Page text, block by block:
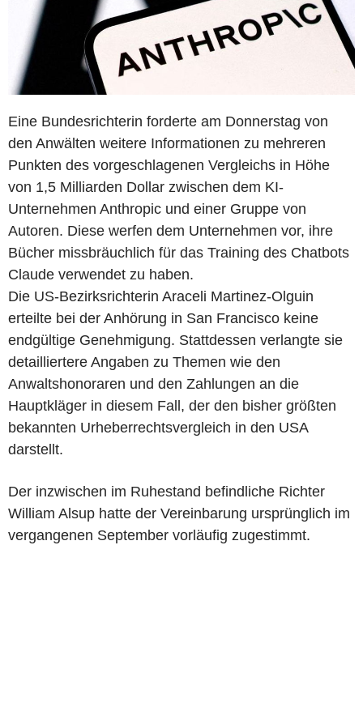
Eine Bundesrichterin forderte am Donnerstag von
den Anwälten weitere Informationen zu mehreren
Punkten des vorgeschlagenen Vergleichs in Höhe
von 1,5 Milliarden Dollar zwischen dem KI-
Unternehmen Anthropic und einer Gruppe von
Autoren. Diese werfen dem Unternehmen vor, ihre
Bücher missbräuchlich für das Training des Chatbots
Claude verwendet zu haben.
Die US-Bezirksrichterin Araceli Martinez-Olguin
erteilte bei der Anhörung in San Francisco keine
endgültige Genehmigung. Stattdessen verlangte sie
detailliertere Angaben zu Themen wie den
Anwaltshonoraren und den Zahlungen an die
Hauptkläger in diesem Fall, der den bisher größten
bekannten Urheberrechtsvergleich in den USA
darstellt.
Der inzwischen im Ruhestand befindliche Richter
William Alsup hatte der Vereinbarung ursprünglich im
vergangenen September vorläufig zugestimmt.